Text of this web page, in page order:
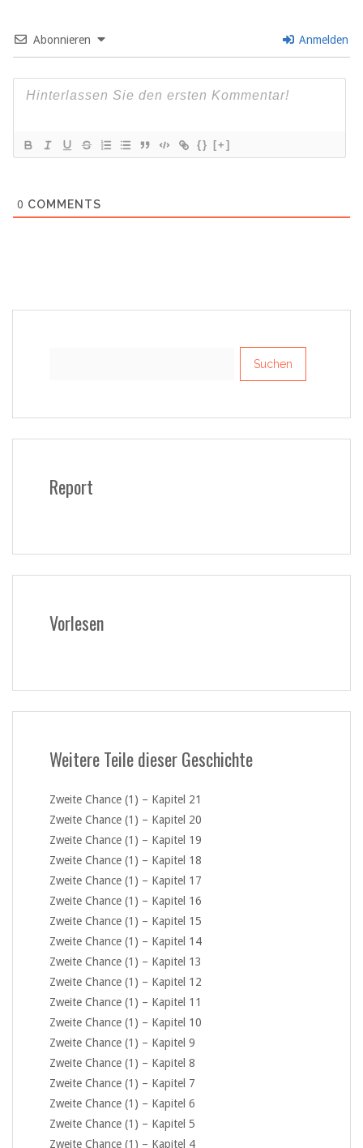
Abonnieren Anmelden
{} [+]
0 COMMENTS
Report
Vorlesen
Weitere Teile dieser Geschichte
Zweite Chance (1) – Kapitel 21
Zweite Chance (1) – Kapitel 20
Zweite Chance (1) – Kapitel 19
Zweite Chance (1) – Kapitel 18
Zweite Chance (1) – Kapitel 17
Zweite Chance (1) – Kapitel 16
Zweite Chance (1) – Kapitel 15
Zweite Chance (1) – Kapitel 14
Zweite Chance (1) – Kapitel 13
Zweite Chance (1) – Kapitel 12
Zweite Chance (1) – Kapitel 11
Zweite Chance (1) – Kapitel 10
Zweite Chance (1) – Kapitel 9
Zweite Chance (1) – Kapitel 8
Zweite Chance (1) – Kapitel 7
Zweite Chance (1) – Kapitel 6
Zweite Chance (1) – Kapitel 5
Zweite Chance (1) – Kapitel 4